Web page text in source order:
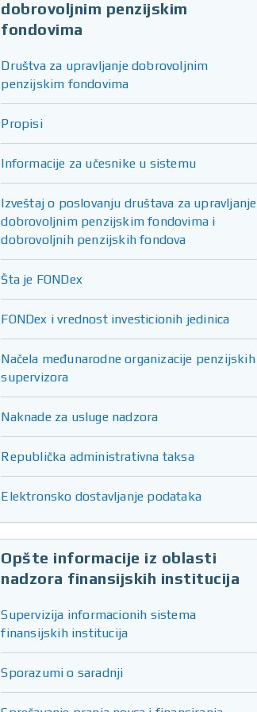
dobrovoljnim penzijskim
fondovima
Društva za upravljanje dobrovoljnim
penzijskim fondovima
Propisi
Informacije za učesnike u sistemu
Izveštaj o poslovanju društava za upravljanje
dobrovoljnim penzijskim fondovima i
dobrovoljnih penzijskih fondova
Šta je FONDex
FONDex i vrednost investicionih jedinica
Načela međunarodne organizacije penzijskih
supervizora
Naknade za usluge nadzora
Republička administrativna taksa
Elektronsko dostavljanje podataka
Opšte informacije iz oblasti
nadzora finansijskih institucija
Supervizija informacionih sistema
finansijskih institucija
Sporazumi o saradnji